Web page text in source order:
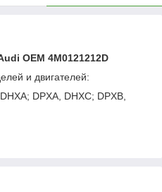
OEM 4M0121212D
и двигателей:
DPXA, DHXC; DPXB,